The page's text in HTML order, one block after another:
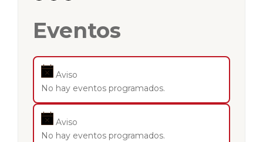
Eventos
Aviso
No hay eventos programados.
Aviso
No hay eventos programados.